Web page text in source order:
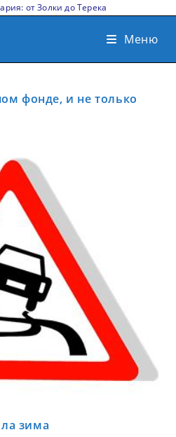
от Золки до Терека
Меню
фонде, и не только
зима